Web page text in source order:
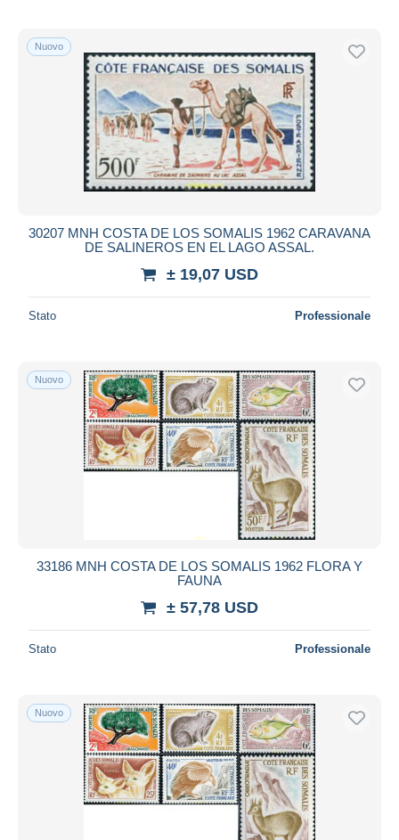
Nuovo
30207 MNH COSTA DE LOS SOMALIS 1962 CARAVANA
DE SALINEROS EN EL LAGO ASSAL.
± 19,07 USD
Stato Professionale
Nuovo
33186 MNH COSTA DE LOS SOMALIS 1962 FLORA Y
FAUNA
± 57,78 USD
Stato Professionale
Nuovo